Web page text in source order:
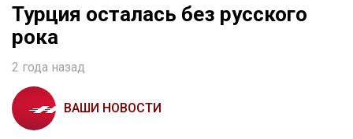
Турция осталась без русского
рока
2 года назад
ВАШИ НОВОСТИ